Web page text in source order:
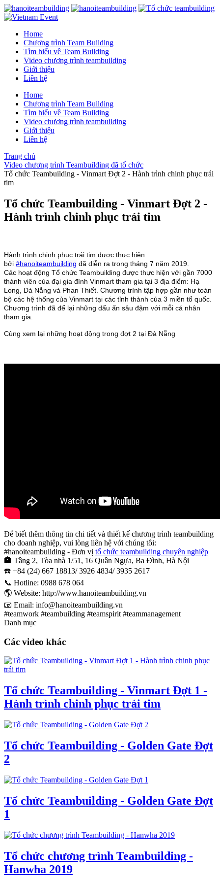
Home
Chương trình Team Building
Tìm hiểu về Team Building
Video chương trình teambuilding
Giới thiệu
Liên hệ
Home
Chương trình Team Building
Tìm hiểu về Team Building
Video chương trình teambuilding
Giới thiệu
Liên hệ
Trang chủ
Video chương trình Teambuilding đã tổ chức
Tổ chức Teambuilding - Vinmart Đợt 2 - Hành trình chinh phục trái
tim
Tổ chức Teambuilding - Vinmart Đợt 2 -
Hành trình chinh phục trái tim
Hành trình chinh phục trái tim được thực hiện
bởi #hanoiteambuilding đã diễn ra trong tháng 7 năm 2019.
Các hoạt động Tổ chức Teambuilding được thực hiện với gần 7000
thành viên của đại gia đình Vinmart tham gia tại 3 địa điểm: Hạ
Long, Đà Nẵng và Phan Thiết. Chương trình tập hợp gần như toàn
bộ các hệ thống của Vinmart tại các tỉnh thành của 3 miền tổ quốc.
Chương trình đã để lại những dấu ấn sâu đậm với mỗi cá nhân
tham gia.
Cùng xem lại những hoạt động trong đợt 2 tại Đà Nẵng
Để biết thêm thông tin chi tiết và thiết kế chương trình teambuilding
cho doanh nghiệp, vui lòng liên hệ với chúng tôi:
#hanoiteambuilding - Đơn vị tổ chức teambuilding chuyên nghiệp
🏣 Tầng 2, Tòa nhà 1/51, 16 Quần Ngựa, Ba Đình, Hà Nội
☎️ +84 (24) 667 18813/ 3926 4834/ 3935 2617
📞 Hotline: 0988 678 064
🌎 Website: http://www.hanoiteambuilding.vn
📧 Email: info@hanoiteambuilding.vn
#teamwork #teambuilding #teamspirit #teammanagement
Danh mục
Các video khác
Tổ chức Teambuilding - Vinmart Đợt 1 -
Hành trình chinh phục trái tim
Tổ chức Teambuilding - Golden Gate Đợt
2
Tổ chức Teambuilding - Golden Gate Đợt
1
Tổ chức chương trình Teambuilding -
Hanwha 2019